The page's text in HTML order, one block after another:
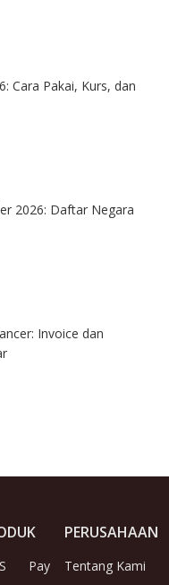
Cara Pakai, Kurs, dan
2026: Daftar Negara
Invoice dan
Pay
PERUSAHAAN
Tentang Kami